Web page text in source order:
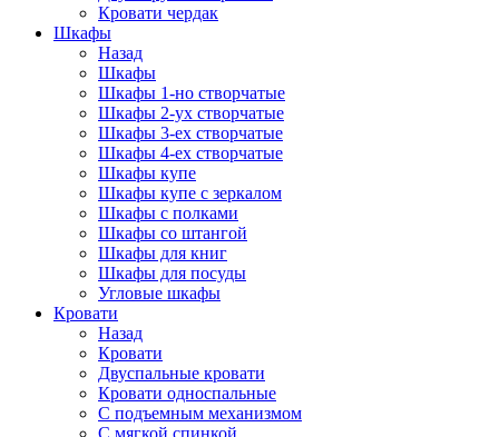
Кровати чердак
Шкафы
Назад
Шкафы
Шкафы 1-но створчатые
Шкафы 2-ух створчатые
Шкафы 3-ех створчатые
Шкафы 4-ех створчатые
Шкафы купе
Шкафы купе с зеркалом
Шкафы с полками
Шкафы со штангой
Шкафы для книг
Шкафы для посуды
Угловые шкафы
Кровати
Назад
Кровати
Двуспальные кровати
Кровати односпальные
С подъемным механизмом
С мягкой спинкой